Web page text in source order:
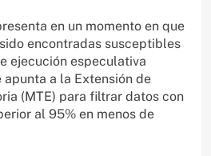
en un momento en que
encontradas susceptibles
ejecución especulativa
apunta a la Extensión de
(MTE) para filtrar datos con
al 95% en menos de